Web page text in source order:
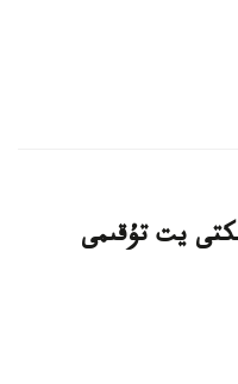
يت تۇقىمى